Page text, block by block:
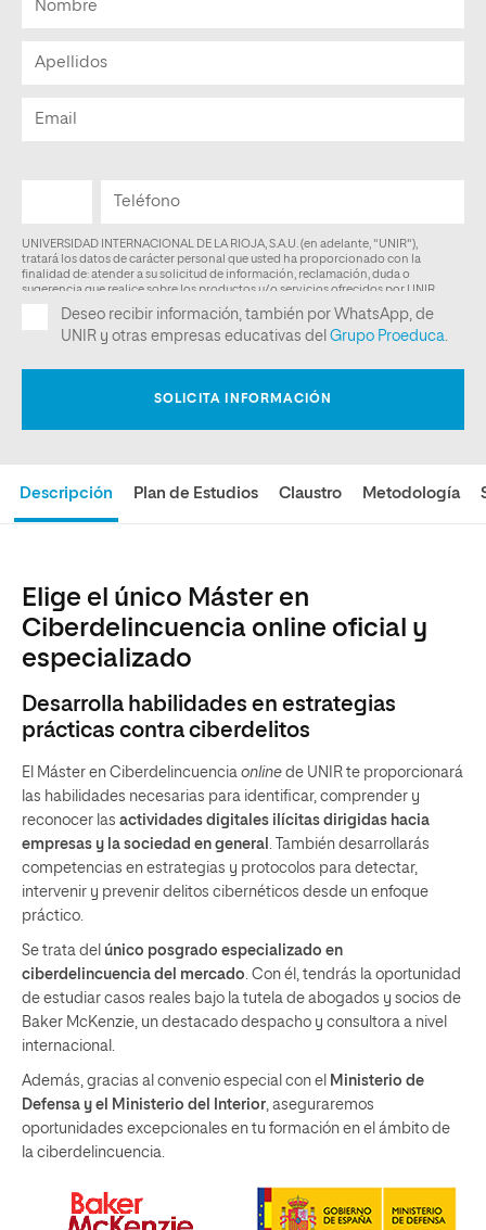
Descripción Plan de Estudios Claustro Metodología
Elige el único Máster en
Ciberdelincuencia online oficial y
especializado
Desarrolla habilidades en estrategias
prácticas contra ciberdelitos
El Máster en Ciberdelincuencia online de UNIR te proporcionará
las habilidades necesarias para identificar, comprender y
reconocer las actividades digitales ilícitas dirigidas hacia
empresas y la sociedad en general . También desarrollarás
competencias en estrategias y protocolos para detectar,
intervenir y prevenir delitos cibernéticos desde un enfoque
práctico.
Se trata del único posgrado especializado en
ciberdelincuencia del mercado. Con él, tendrás la oportunidad
de estudiar casos reales bajo la tutela de abogados y socios de
Baker McKenzie, un destacado despacho y consultora a nivel
internacional.
Además, gracias al convenio especial con el Ministerio de
Defensa y el Ministerio del Interior, aseguraremos
oportunidades excepcionales en tu formación en el ámbito de
la ciberdelincuencia.